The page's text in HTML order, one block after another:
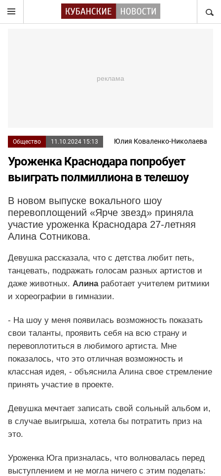
Общество 11.10.2024 15:13 Юлия Коваленко-Николаева
Уроженка Краснодара попробует
выиграть полмиллиона в телешоу
В новом выпуске вокального шоу
перевоплощений «Ярче звезд» приняла
участие уроженка Краснодара 27-летняя
Алина Сотникова.
Девушка рассказала, что с детства любит петь,
танцевать, подражать голосам разных артистов и
даже животных. Алинаработает учителем ритмики
и хореографии в гимназии.
- На шоу у меня появилась возможность показать
свои таланты, проявить себя на всю страну и
перевоплотиться в любимого артиста. Мне
показалось, что это отличная возможность и
классная идея, - объяснила Алина свое стремление
принять участие в проекте.
Девушка мечтает записать свой сольный альбом и,
в случае выигрыша, хотела бы потратить приз на
это.
Уроженка Юга призналась, что волновалась перед
выступлением и не могла ничего с этим поделать: